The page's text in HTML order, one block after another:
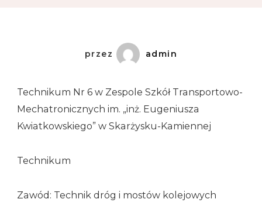
przez admin
Technikum Nr 6 w Zespole Szkół Transportowo-
Mechatronicznych im. „inż. Eugeniusza
Kwiatkowskiego” w Skarżysku-Kamiennej
Technikum
Zawód: Technik dróg i mostów kolejowych